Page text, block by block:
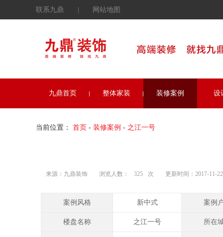
联系九鼎 网站地图
九鼎首页 整体家装 装修案例 设
当前位置： 首页 - 装修案例 - 之江一号
来源：九鼎装饰 浏览人数： 325 次 更新时间：2017-11-
案例风格 新中式 案例
楼盘名称 之江一号 所在